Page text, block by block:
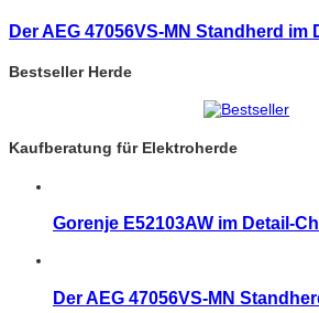
Der AEG 47056VS-MN Standherd im
Bestseller Herde
Kaufberatung für Elektroherde
Gorenje E52103AW im Detail-
Der AEG 47056VS-MN